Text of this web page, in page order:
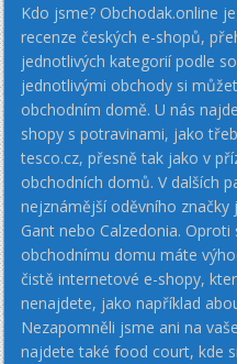
Kdo jsme? Obchodak.online
recenze českých e-shopů,
jednotlivých kategorií podle
jednotlivými obchody si
obchodním domě. U nás
shopy s potravinami, jako
tesco.cz, přesně tak jako v
obchodních domů. V dalších
nejznámější oděvního značky
Gant nebo Calzedonia.
obchodnímu domu máte
čistě internetové e-shopy,
nenajdete, jako například
Nezapomněli jsme ani na
najdete také food court, kde